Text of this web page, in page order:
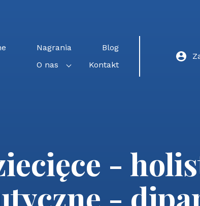
Nagrania
Blog
O nas
Kontakt
-
-